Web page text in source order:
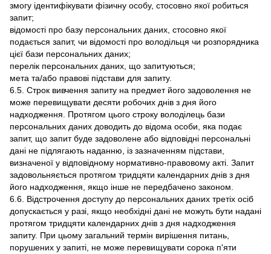
змогу ідентифікувати фізичну особу, стосовно якої робиться
запит;
відомості про базу персональних даних, стосовно якої
подається запит, чи відомості про володільця чи розпорядника
цієї бази персональних даних;
перелік персональних даних, що запитуються;
мета та/або правові підстави для запиту.
6.5. Строк вивчення запиту на предмет його задоволення не
може перевищувати десяти робочих днів з дня його
надходження. Протягом цього строку володілець бази
персональних даних доводить до відома особи, яка подає
запит, що запит буде задоволене або відповідні персональні
дані не підлягають наданню, із зазначенням підстави,
визначеної у відповідному нормативно-правовому акті. Запит
задовольняється протягом тридцяти календарних днів з дня
його надходження, якщо інше не передбачено законом.
6.6. Відстрочення доступу до персональних даних третіх осіб
допускається у разі, якщо необхідні дані не можуть бути надані
протягом тридцяти календарних днів з дня надходження
запиту. При цьому загальний термін вирішення питань,
порушених у запиті, не може перевищувати сорока п'яти